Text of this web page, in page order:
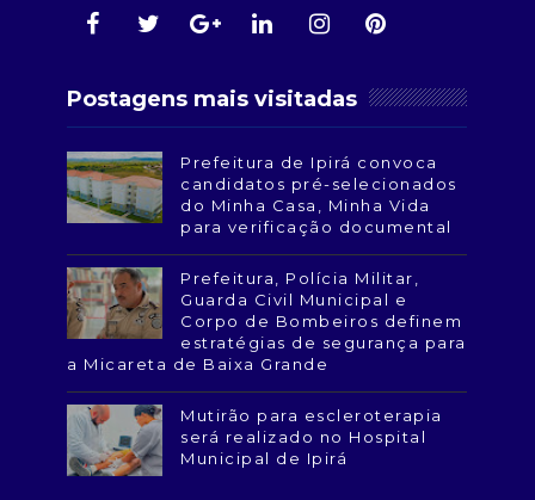
Postagens mais visitadas
Prefeitura de Ipirá convoca
candidatos pré-selecionados
do Minha Casa, Minha Vida
para verificação documental
Prefeitura, Polícia Militar,
Guarda Civil Municipal e
Corpo de Bombeiros definem
estratégias de segurança para
a Micareta de Baixa Grande
Mutirão para escleroterapia
será realizado no Hospital
Municipal de Ipirá